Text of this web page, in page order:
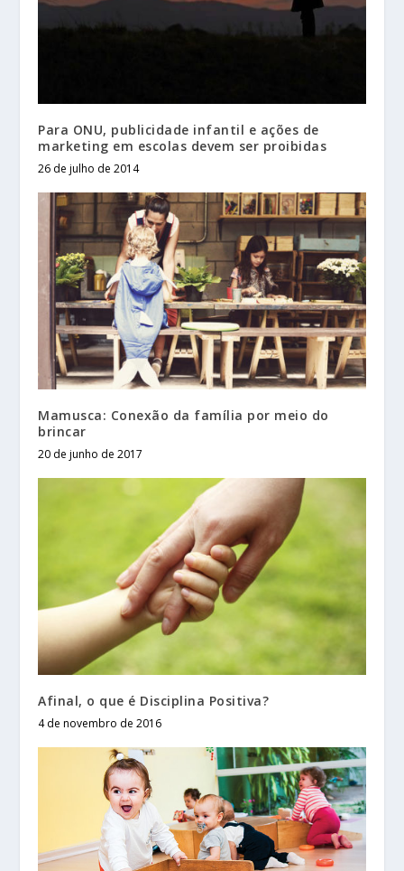
Para ONU, publicidade infantil e ações de
marketing em escolas devem ser proibidas
26 de julho de 2014
Mamusca: Conexão da família por meio do
brincar
20 de junho de 2017
Afinal, o que é Disciplina Positiva?
4 de novembro de 2016